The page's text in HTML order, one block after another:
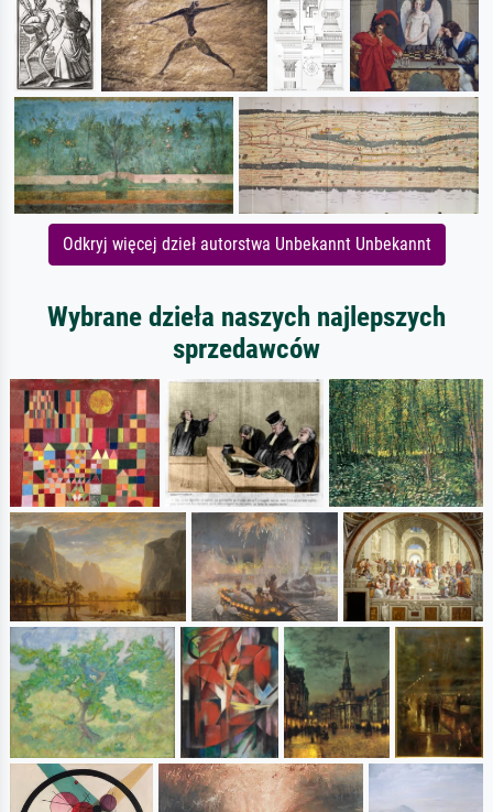
Odkryj więcej dzieł autorstwa Unbekannt Unbekannt
Wybrane dzieła naszych najlepszych
sprzedawców